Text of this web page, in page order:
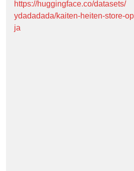
https://huggingface.co/datasets/
ydadadada/kaiten-heiten-store-
ja